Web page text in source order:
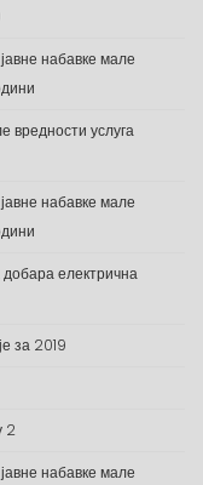
набавке мале
вредности услуга
набавке мале
електрична
за 2019
2
набавке мале